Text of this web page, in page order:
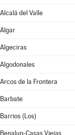
Alcalá del Valle
Algar
Algeciras
Algodonales
Arcos de la Frontera
Barbate
Barrios (Los)
Benalup-Casas Viejas